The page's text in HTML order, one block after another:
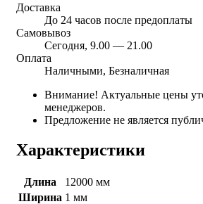
Доставка
До 24 часов после предоплаты
Самовывоз
Сегодня, 9.00 — 21.00
Оплата
Наличными, Безналичная
Внимание! Актуальные цены
менеджеров.
Предложение не является
Характеристики
Длина
12000 мм
Ширина 1 мм